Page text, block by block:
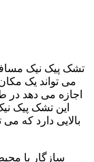
تشک پیک نیک
می تواند یک
اجازه می دهد در
این تشک پیک
بالایی دارد که